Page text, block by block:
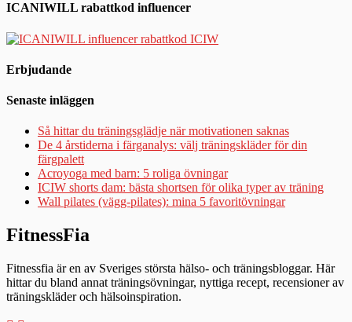
ICANIWILL rabattkod influencer
Erbjudande
Senaste inläggen
Så hittar du träningsglädje när motivationen saknas
De 4 årstiderna i färganalys: välj träningskläder för din
färgpalett
Acroyoga med barn: 5 roliga övningar
ICIW shorts dam: bästa shortsen för olika typer av träning
Wall pilates (vägg-pilates): mina 5 favoritövningar
FitnessFia
Fitnessfia är en av Sveriges största hälso- och träningsbloggar. Här
hittar du bland annat träningsövningar, nyttiga recept, recensioner av
träningskläder och hälsoinspiration.